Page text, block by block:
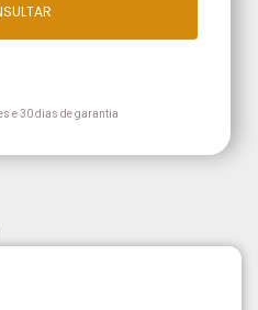
e 30 dias de garantia